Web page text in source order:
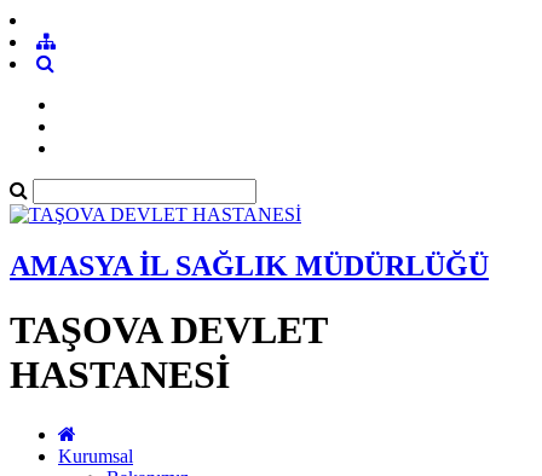
AMASYA İL SAĞLIK MÜDÜRLÜĞÜ
TAŞOVA DEVLET
HASTANESİ
Kurumsal